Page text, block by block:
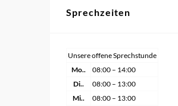
Sprechzeiten
Unsere offene Sprechstunde
Mo..
08:00 – 14:00
Di..
08:00 – 13:00
Mi..
08:00 – 13:00